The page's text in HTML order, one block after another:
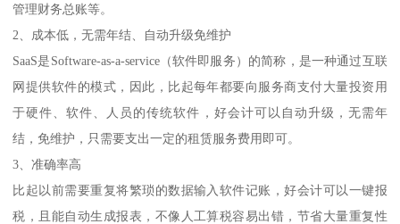
管理财务总账等。
2、成本低，无需年结、自动升级免维护
SaaS是Software-as-a-service（软件即服务）的简称，是一种通过互联
网提供软件的模式，因此，比起每年都要向服务商支付大量投资用
于硬件、软件、人员的传统软件，好会计可以自动升级，无需年
结，免维护，只需要支出一定的租赁服务费用即可。
3、准确率高
比起以前需要重复将繁琐的数据输入软件记账，好会计可以一键报
税，且能自动生成报表，不像人工算税容易出错，节省大量重复性